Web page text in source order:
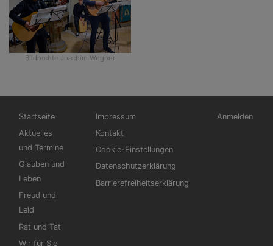
Bildrechte Joachim Wegner
Hauptnavigation
Startseite
Aktuelles
und Termine
Glauben und
Leben
Freud und
Leid
Rat und Tat
Wir für Sie
Fußbereichsmenü
Impressum
Kontakt
Cookie-Einstellungen
Datenschutzerklärung
Barrierefreiheitserklärung
Anmelden